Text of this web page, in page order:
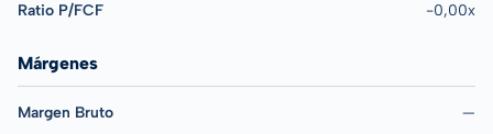
Ratio P/FCF -0,00x
Márgenes
Margen Bruto —